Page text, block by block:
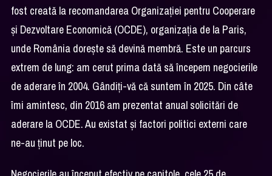
fost creată la recomandarea Organizației pentru Cooperare
și Dezvoltare Economică (OCDE), organizația de la Paris,
unde România dorește să devină membră. Este un parcurs
extrem de lung: am cerut prima dată să începem negocierile
de aderare în 2004. Gândiți-vă că suntem în 2025. Din câte
îmi amintesc, din 2016 am prezentat anual solicitări de
aderare la OCDE. Au existat și factori politici externi care
ne-au ținut pe loc.